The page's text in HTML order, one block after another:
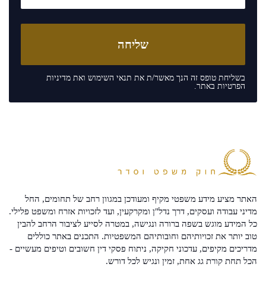
בשליחת טופס זה הנך מאשר/ת את תנאי השימוש ואת מדיניות
הפרטיות באתר.
האתר מציע מידע משפטי מקיף ומעודכן במגוון רחב של תחומים, החל
מדיני עבודה ועסקים, דרך נדל"ן ומקרקעין, ועד לזכויות אזרח ומשפט פלילי.
כל המידע מוגש בשפה ברורה ונגישה, במטרה לסייע לציבור הרחב להבין
טוב יותר את זכויותיהם וחובותיהם המשפטיות. התכנים באתר כוללים
מדריכים מקיפים, עדכוני חקיקה, ניתוח פסקי דין חשובים וטיפים מעשיים -
הכל תחת קורת גג אחת, זמין ונגיש לכל דורש.